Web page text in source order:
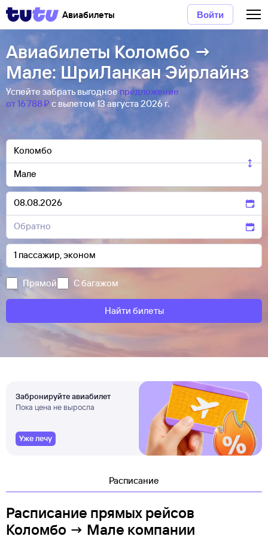
Авиабилеты Войти
Авиабилеты Коломбо →
Мале: ШриЛанкан Эйрлайнз
Успейте забрать выгодноепредложение
от 16 ⁠788 ⁠₽ с вылетом 13 августа 2026 г.
Прямой С багажом
Найти билеты
Забронируйте авиабилет
Пока цена не выросла
Уже лечу
Расписание
Расписание прямых рейсов
Коломбо → Мале компании